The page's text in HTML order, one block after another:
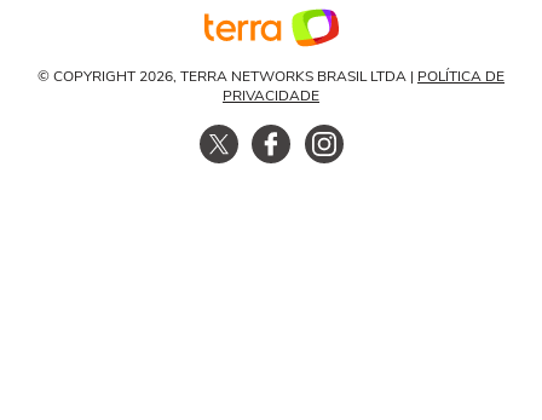
© COPYRIGHT 2026, TERRA NETWORKS BRASIL LTDA | POLÍTICA DE
PRIVACIDADE